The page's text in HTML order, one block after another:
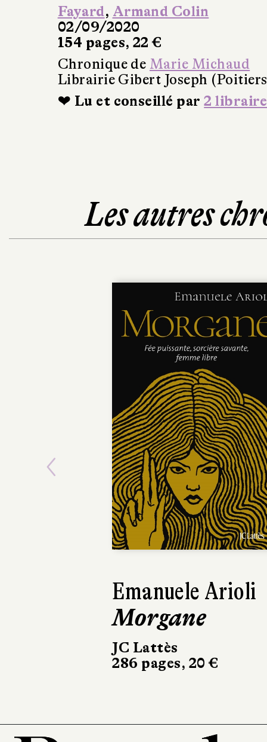
Fayard, Armand Colin
02/09/2020
154 pages, 22 €
Chronique de Marie Michaud
Librairie Gibert Joseph
❤ Lu et conseillé par2
Les autres
Emanuele Arioli
Morgane
JC Lattès
286 pages, 20 €
Previous